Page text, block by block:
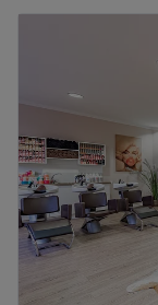
Freitag
Samstag
Sonntag
Du möchtest dir
gesund
einfach mal
einen komplett